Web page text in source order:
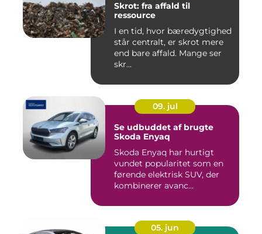
Skrot: fra affald til
ressource
I en tid, hvor bæredygtighed
står centralt, er skrot mere
end bare affald. Mange ser
skr...
09. jul
Se udbuddet af brugte
Skoda Enyaq
Skoda Enyaq har hurtigt
vundet popularitet som en
førende elektrisk SUV, der
kombinerer avanc...
05. jun